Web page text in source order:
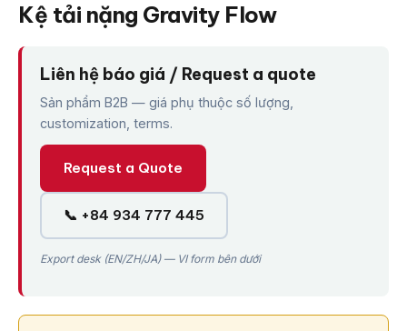
Kệ tải nặng Gravity Flow
Liên hệ báo giá / Request a quote
Sản phẩm B2B — giá phụ thuộc số lượng,
customization, terms.
Request a Quote
📞 +84 934 777 445
Export desk (EN/ZH/JA) — VI form bên dưới